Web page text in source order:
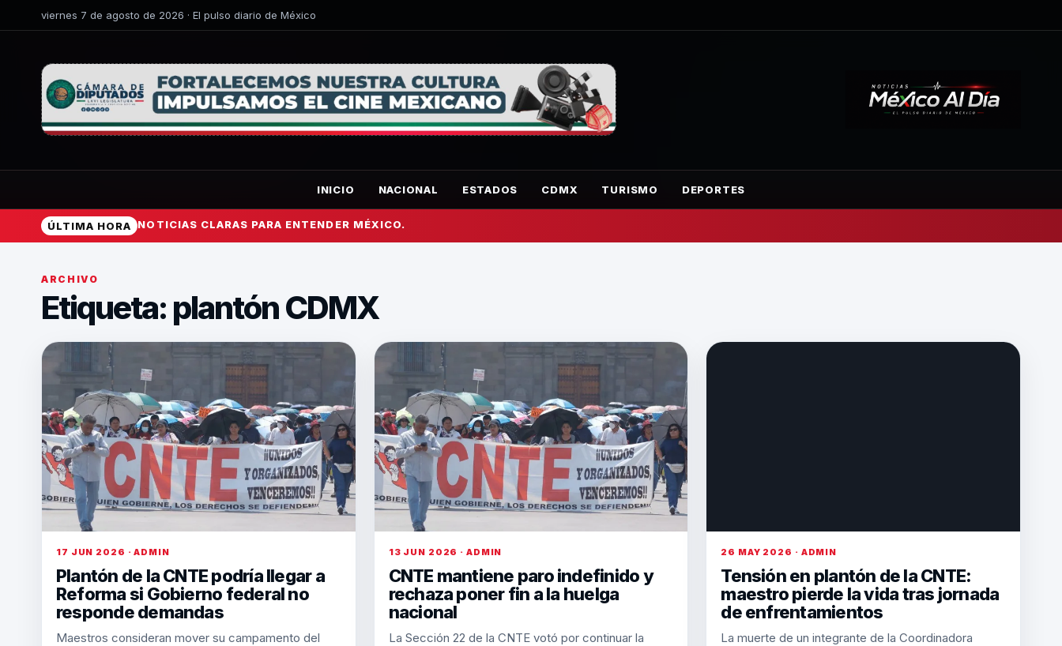
viernes 7 de agosto de 2026 · El pulso diario de México
INICIO NACIONAL ESTADOS CDMX TURISMO DEPORTES
ÚLTIMA HORA NOTICIAS CLARAS PARA ENTENDER MÉXICO.
ARCHIVO
Etiqueta: plantón CDMX
17 JUN 2026 · ADMIN
Plantón de la CNTE podría llegar a
Reforma si Gobierno federal no
responde demandas
Maestros consideran mover su campamento del
13 JUN 2026 · ADMIN
CNTE mantiene paro indefinido y
rechaza poner fin a la huelga
nacional
La Sección 22 de la CNTE votó por continuar la
26 MAY 2026 · ADMIN
Tensión en plantón de la CNTE:
maestro pierde la vida tras jornada
de enfrentamientos
La muerte de un integrante de la Coordinadora